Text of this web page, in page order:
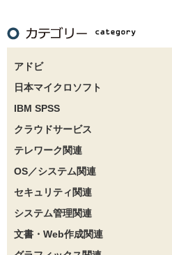
アドビ
日本マイクロソフト
IBM SPSS
クラウドサービス
テレワーク関連
OS／システム関連
セキュリティ関連
システム管理関連
文書・Web作成関連